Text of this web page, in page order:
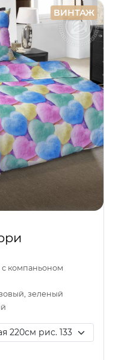
ВИНТАЖ
с компаньоном
зеленый